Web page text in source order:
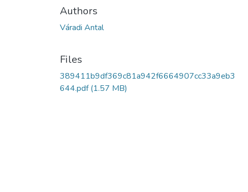
Authors
Váradi Antal
Files
389411b9df369c81a942f6664907cc33a9eb3
644.pdf(1.57 MB)